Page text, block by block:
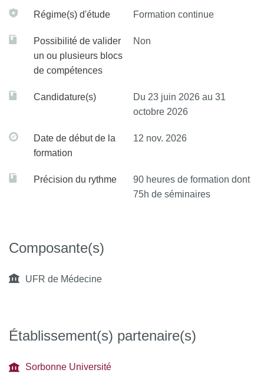
Régime(s) d'étude Formation continue
Possibilité de valider
un ou plusieurs blocs
de compétences
Non
Candidature(s)
Du 23 juin 2026 au 31
octobre 2026
Date de début de la
formation
12 nov. 2026
Précision du rythme
90 heures de formation dont
75h de séminaires
Composante(s)
UFR de Médecine
Établissement(s) partenaire(s)
Sorbonne Université